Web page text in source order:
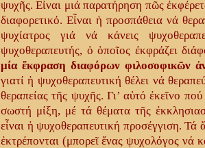
ψυχῆς. Εἶναι μιά παρατήρηση πῶς
διαφορετικό. Εἶναι ἡ προσπάθεια νά
ψυχίατρος γιά νά κάνεις
ψυχοθεραπευτής, ὁ ὁποῖος ἐκφράζει
μία ἔκφραση διαφόρων φιλοσοφικῶν
γιατί ἡ ψυχοθεραπευτική θέλει νά
θεραπείας τῆς ψυχῆς. Γι’ αὐτό ἐκεῖνο
σωστή μίξη, μέ τά θέματα τῆς
εἶναι ἡ ψυχοθεραπευτική προσέγγιση. Τά
ἐκτρέπονται (μπορεῖ ἕνας ψυχολόγος νά